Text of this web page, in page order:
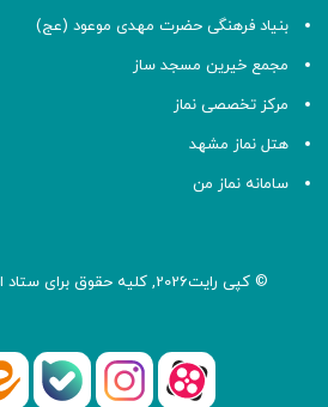
بنیاد فرهنگی حضرت مهدی موعود (عج)
مجمع خیرین مسجد ساز
مرکز تخصصی نماز
هتل نماز مشهد
سامانه نماز من
© کپی رایت2026, کلیه حقوق برای ستاد اقامه
آپارات اینستاگرام
بله